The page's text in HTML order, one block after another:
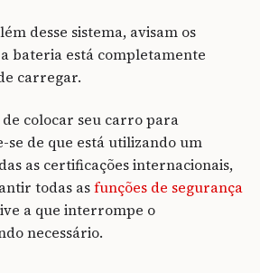
desse sistema, avisam os
bateria está completamente
carregar.
de colocar seu carro para
de que está utilizando um
as certificações internacionais,
todas asfunções de segurança
a que interrompe o
necessário.